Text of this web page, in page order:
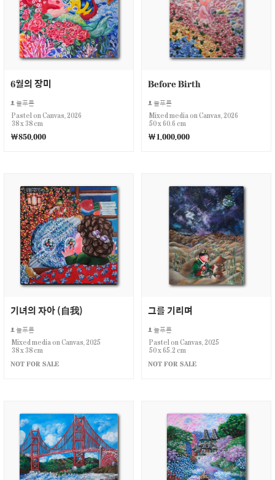
6월의 장미
늘푸른
Pastel on Canvas, 2026
38 x 38 cm
￦850,000
Before Birth
늘푸른
Mixed media on Canvas, 2026
50 x 60.6 cm
￦1,000,000
기녀의 자아 (自我)
늘푸른
Mixed media on Canvas, 2025
38 x 38 cm
NOT FOR SALE
그를 기리며
늘푸른
Pastel on Canvas, 2025
50 x 65.2 cm
NOT FOR SALE